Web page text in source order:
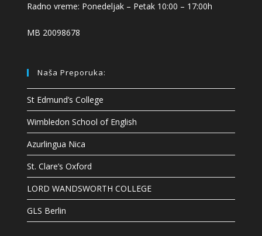
Radno vreme: Ponedeljak – Petak 10:00 – 17:00h
MB 20098678
Naša Preporuka:
St Edmund’s College
Wimbledon School of English
Azurlingua Nica
St. Clare’s Oxford
LORD WANDSWORTH COLLEGE
GLS Berlin